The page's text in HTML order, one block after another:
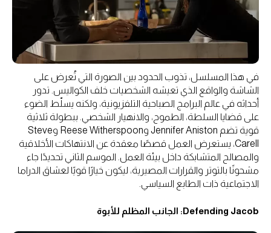
في هذا المسلسل، تذوب الحدود بين الصورة التي تُعرض على
الشاشة والواقع الذي تعيشه الشخصيات خلف الكواليس. تدور
أحداثه في عالم البرامج الصباحية التلفزيونية، ولكنه يسلّط الضوء
على قضايا السلطة، الطموح، والانهيار الشخصي. ببطولة ثلاثية
قوية تضم Jennifer Aniston وReese Witherspoon وSteve
Carell، يستعرض العمل قصصًا معقدة عن الانتهاكات الأخلاقية
والمصالح المتشابكة داخل بيئة العمل. الموسم الثاني تحديدًا جاء
مشحونًا بالتوتر والقرارات المصيرية، ليكون خيارًا قويًا لعشاق الدراما
الاجتماعية ذات الطابع السياسي.
Defending Jacob: الجانب المظلم للأبوة